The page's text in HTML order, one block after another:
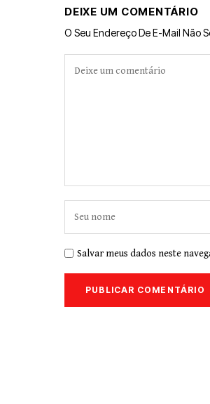
DEIXE UM COMENTÁRIO
O Seu Endereço De E-Mail Não
Salvar meus dados neste